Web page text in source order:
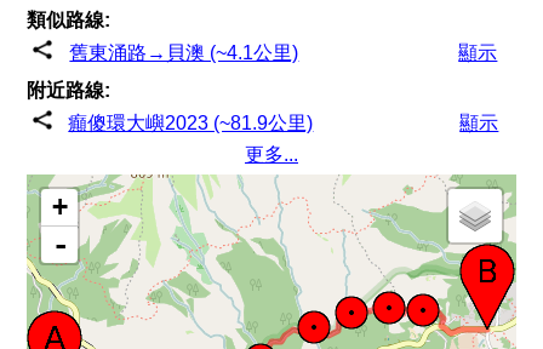
類似路線:
舊東涌路→貝澳 (~4.1公里)
顯示
附近路線:
癲傻環大嶼2023 (~81.9公里)
顯示
更多...
+
-